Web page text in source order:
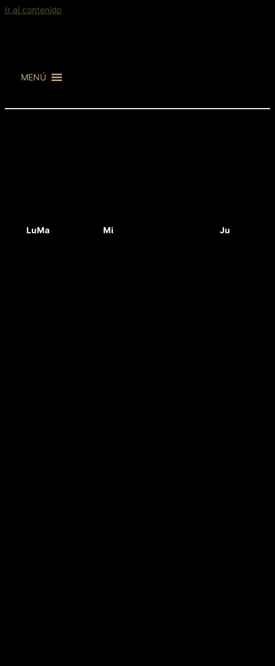
Ir al contenido
MENÚ
LuMa Mi Ju